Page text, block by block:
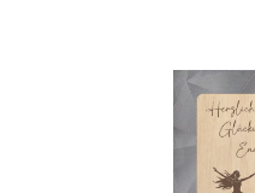
Bildergalerie